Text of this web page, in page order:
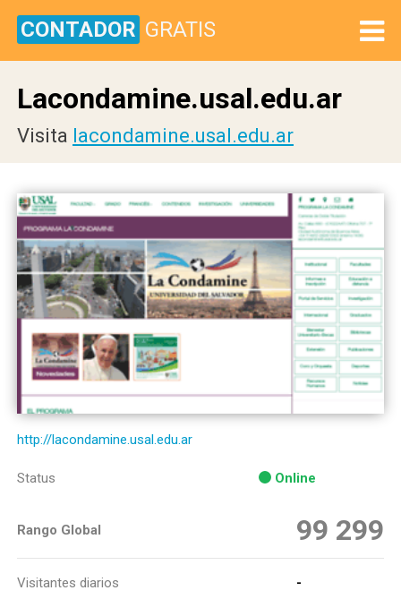
CONTADOR GRATIS
Lacondamine.usal.edu.ar
Visita lacondamine.usal.edu.ar
http://lacondamine.usal.edu.ar
Status Online
Rango Global 99 299
Visitantes diarios
-